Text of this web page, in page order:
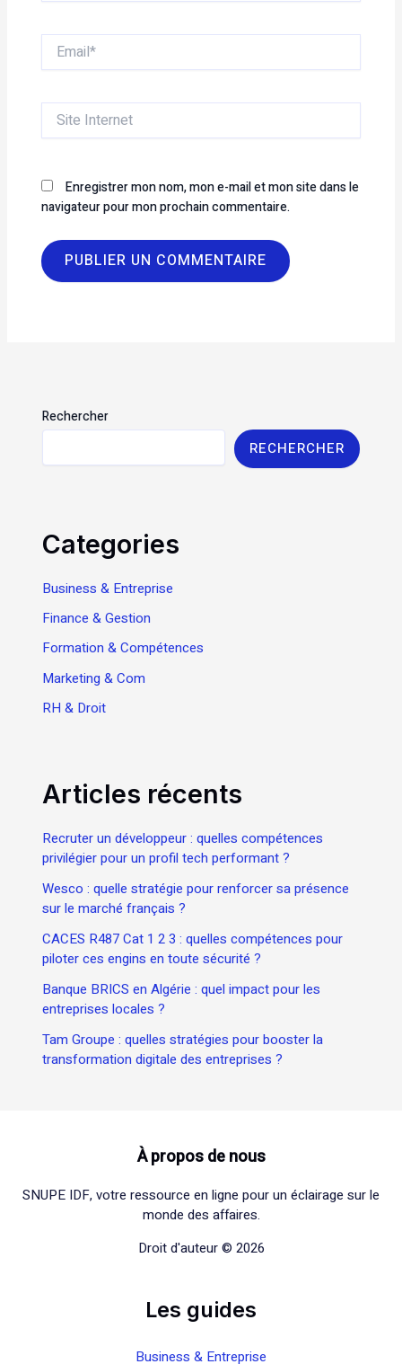
Email*
Site
Internet
Enregistrer mon nom, mon e-mail et mon site dans le
navigateur pour mon prochain commentaire.
Rechercher
RECHERCHER
Categories
Business & Entreprise
Finance & Gestion
Formation & Compétences
Marketing & Com
RH & Droit
Articles récents
Recruter un développeur : quelles compétences
privilégier pour un profil tech performant ?
Wesco : quelle stratégie pour renforcer sa présence
sur le marché français ?
CACES R487 Cat 1 2 3 : quelles compétences pour
piloter ces engins en toute sécurité ?
Banque BRICS en Algérie : quel impact pour les
entreprises locales ?
Tam Groupe : quelles stratégies pour booster la
transformation digitale des entreprises ?
À propos de nous
SNUPE IDF, votre ressource en ligne pour un éclairage sur le
monde des affaires.
Droit d'auteur © 2026
Les guides
Business & Entreprise